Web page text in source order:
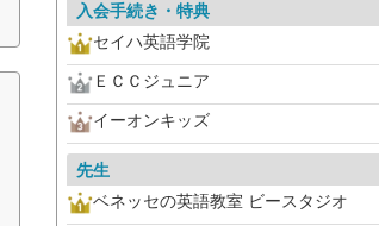
入会手続き・特典
セイハ英語学院
ＥＣＣジュニア
イーオンキッズ
先生
ベネッセの英語教室 ビースタジオ